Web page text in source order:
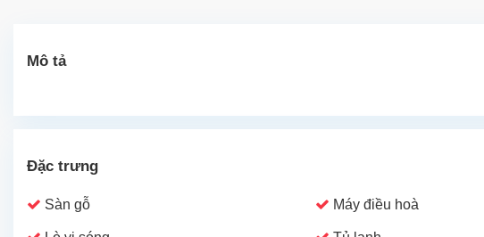
Mô tả
Đặc trưng
Sàn gỗ Máy điều hoà